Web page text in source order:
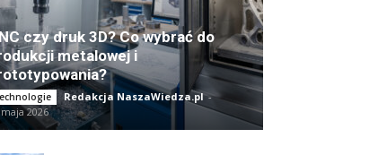
czy druk 3D? Co wybrać do
metalowej i
Redakcja NaszaWiedza.pl -
2026